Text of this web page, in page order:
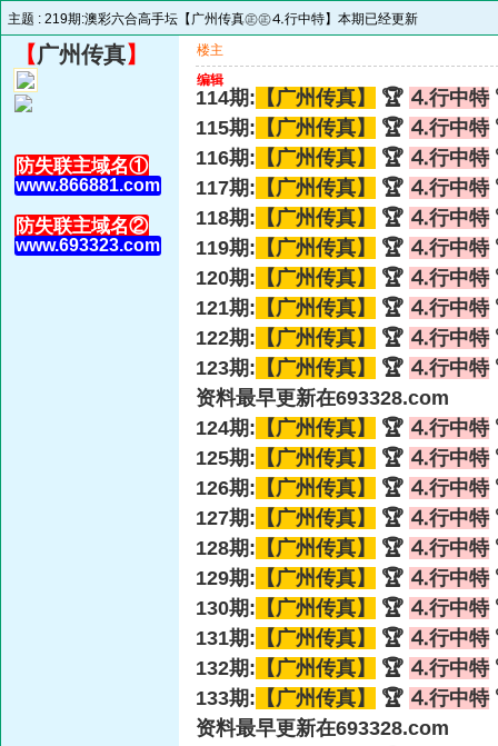
主题 : 219期:澳彩六合高手坛【广州传真㊣㊣⒋行中特】本期已经更新
【 广州传真】
防失联主域名①
www.866881.com
防失联主域名②
www.693323.com
楼主
编辑
114期: 【广州传真】 🏆 ⒋行中特
115期: 【广州传真】 🏆 ⒋行中特
116期: 【广州传真】 🏆 ⒋行中特
117期: 【广州传真】 🏆 ⒋行中特
118期: 【广州传真】 🏆 ⒋行中特
119期: 【广州传真】 🏆 ⒋行中特
120期: 【广州传真】 🏆 ⒋行中特
121期: 【广州传真】 🏆 ⒋行中特
122期: 【广州传真】 🏆 ⒋行中特
123期: 【广州传真】 🏆 ⒋行中特
资料最早更新在693328.com
124期: 【广州传真】 🏆 ⒋行中特
125期: 【广州传真】 🏆 ⒋行中特
126期: 【广州传真】 🏆 ⒋行中特
127期: 【广州传真】 🏆 ⒋行中特
128期: 【广州传真】 🏆 ⒋行中特
129期: 【广州传真】 🏆 ⒋行中特
130期: 【广州传真】 🏆 ⒋行中特
131期: 【广州传真】 🏆 ⒋行中特
132期: 【广州传真】 🏆 ⒋行中特
133期: 【广州传真】 🏆 ⒋行中特
资料最早更新在693328.com